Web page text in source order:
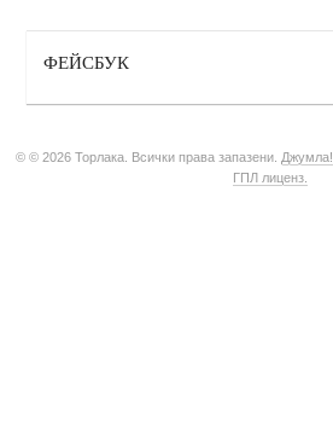
ФЕЙСБУК
© © 2026 Торлака. Всички права запазени. Джумла!
ГПЛ лиценз.